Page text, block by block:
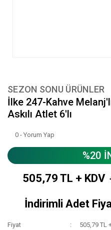
SEZON SONU ÜRÜNLER
İlke 247-Kahve
Askılı Atlet 6'lı
0 - Yorum Yap
%20
505,79 TL + KDV
İndirimli Adet
Fiyat
505,79 TL